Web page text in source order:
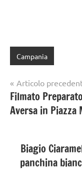
Campania
Navigazione
articoli
Articolo
Filmato
Aversa in
Biagio
panchina